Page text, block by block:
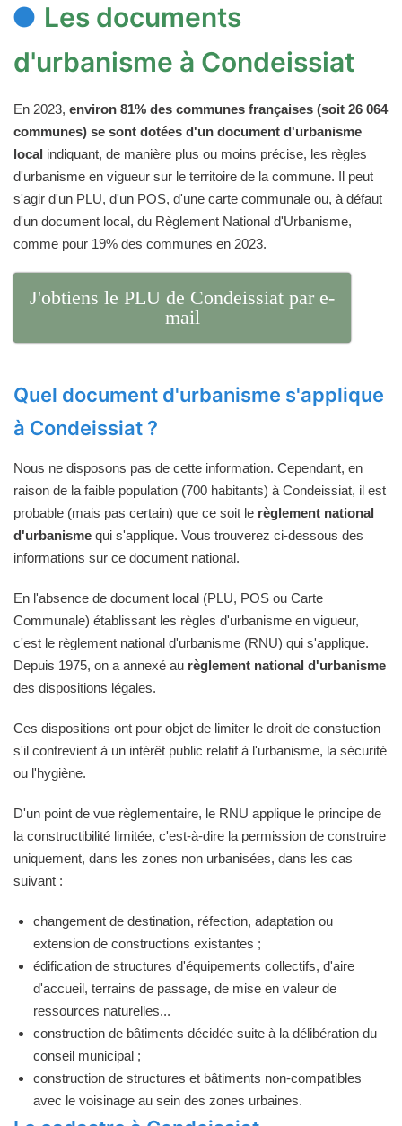
Les documents
d'urbanisme à Condeissiat
En 2023, environ 81% des communes françaises (soit 26 064
communes) se sont dotées d'un document d'urbanisme
local indiquant, de manière plus ou moins précise, les règles
d'urbanisme en vigueur sur le territoire de la commune. Il peut
s'agir d'un PLU, d'un POS, d'une carte communale ou, à défaut
d'un document local, du Règlement National d'Urbanisme,
comme pour 19% des communes en 2023.
J'obtiens le PLU de Condeissiat par e-
mail
Quel document d'urbanisme s'applique
à Condeissiat ?
Nous ne disposons pas de cette information. Cependant, en
raison de la faible population (700 habitants) à Condeissiat, il est
probable (mais pas certain) que ce soit le règlement national
d'urbanisme qui s'applique. Vous trouverez ci-dessous des
informations sur ce document national.
En l'absence de document local (PLU, POS ou Carte
Communale) établissant les règles d'urbanisme en vigueur,
c'est le règlement national d'urbanisme (RNU) qui s'applique.
Depuis 1975, on a annexé au règlement national d'urbanisme
des dispositions légales.
Ces dispositions ont pour objet de limiter le droit de constuction
s'il contrevient à un intérêt public relatif à l'urbanisme, la sécurité
ou l'hygiène.
D'un point de vue règlementaire, le RNU applique le principe de
la constructibilité limitée, c'est-à-dire la permission de construire
uniquement, dans les zones non urbanisées, dans les cas
suivant :
changement de destination, réfection, adaptation ou
extension de constructions existantes ;
édification de structures d'équipements collectifs, d'aire
d'accueil, terrains de passage, de mise en valeur de
ressources naturelles...
construction de bâtiments décidée suite à la délibération du
conseil municipal ;
construction de structures et bâtiments non-compatibles
avec le voisinage au sein des zones urbaines.